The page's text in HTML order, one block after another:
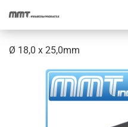
Ø 18,0 x 25,0mm